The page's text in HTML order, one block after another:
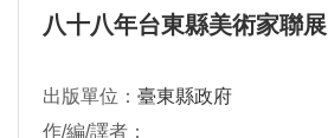
八十八年台東縣美術家聯展
出版單位： 臺東縣政府
作/編/譯者：